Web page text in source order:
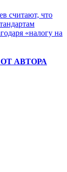
считают, что
«налогу на
АВТОРА